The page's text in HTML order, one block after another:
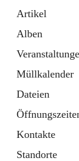
Artikel
Alben
Müllkalender
Dateien
Kontakte
Standorte